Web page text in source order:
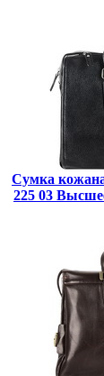
Сумка
225 03